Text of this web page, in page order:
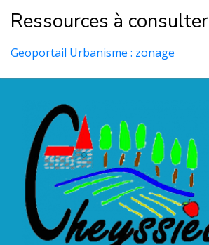
Ressources à consulter
Geoportail Urbanisme : zonage